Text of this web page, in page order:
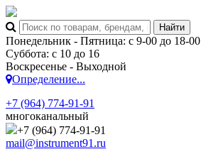
Понедельник - Пятница: с 9-00 до 18-00
Суббота: с 10 до 16
Воскресенье - Выходной
Определение...
+7 (964) 774-91-91
многоканальный
+7 (964) 774-91-91
mail@instrument91.ru